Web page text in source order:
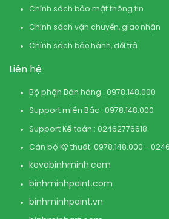
Chính sách bảo mật thông tin
Chính sách vận chuyển, giao nhận
Chính sách bảo hành, đổi trả
Liên hệ
Bộ phận Bán hàng : 0978.148.000
Support miền Bắc : 0978.148.000
Support Kế toán : 02462776618
Cán bộ Kỹ thuật: 0978.148.000 -
kovabinhminh.com
binhminhpaint.com
binhminhpaint.vn